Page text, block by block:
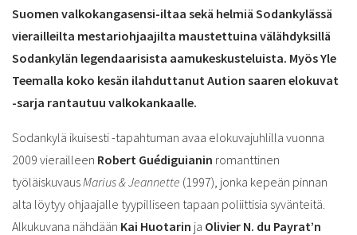
Suomen valkokangasensi-iltaa sekä helmiä Sodankylässä
vierailleilta mestariohjaajilta maustettuina välähdyksillä
Sodankylän legendaarisista aamukeskusteluista. Myös Yle
Teemalla koko kesän ilahduttanut Aution saaren elokuvat
-sarja rantautuu valkokankaalle.
Sodankylä ikuisesti -tapahtuman avaa elokuvajuhlilla vuonna
2009 vierailleen Robert Guédiguianin romanttinen
työläiskuvausMarius & Jeannette (1997), jonka kepeän pinnan
alta löytyy ohjaajalle tyypilliseen tapaan poliittisia syvänteitä.
Alkukuvana nähdään Kai Huotarin ja Olivier N. du Payrat’n